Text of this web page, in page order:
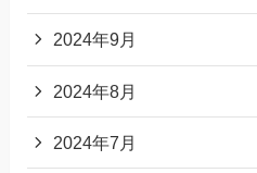
2024年9月
2024年8月
2024年7月